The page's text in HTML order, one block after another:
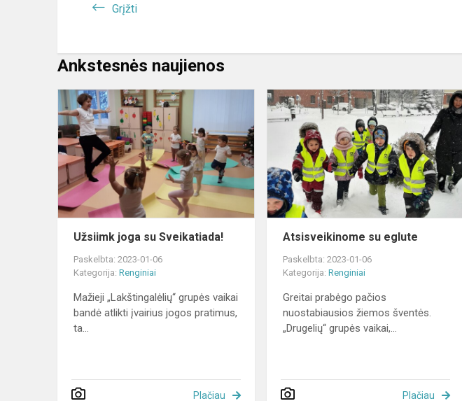
Grįžti
Ankstesnės naujienos
Užsiimk
joga
su
Sveikatiada!
Užsiimk joga su Sveikatiada!
Paskelbta: 2023-01-06
Kategorija: Renginiai
Mažieji „Lakštingalėlių“ grupės vaikai
bandė atlikti įvairius jogos pratimus,
ta...
Plačiau
Atsisveikinome su eglute
Paskelbta: 2023-01-06
Kategorija:Renginiai
Greitai prabėgo pačios
nuostabiausios žiemos šventės.
„Drugelių“ grupės vaikai,...
Plačiau